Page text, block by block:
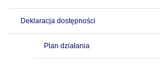
Deklaracja dostępności
Plan działania